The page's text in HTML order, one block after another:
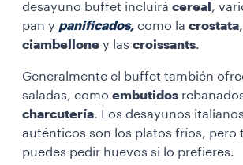
desayuno buffet incluirá cereal ,
pan y panificados, como la crostata
ciambellone y las croissants.
Generalmente el buffet también
saladas, como embutidos
charcutería. Los desayunos
auténticos son los platos fríos, pero
puedes pedir huevos si lo prefieres.